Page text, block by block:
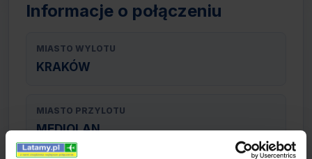
Informacje o połączeniu
MIASTO WYLOTU
KRAKÓW
MIASTO PRZYLOTU
MEDIOLAN